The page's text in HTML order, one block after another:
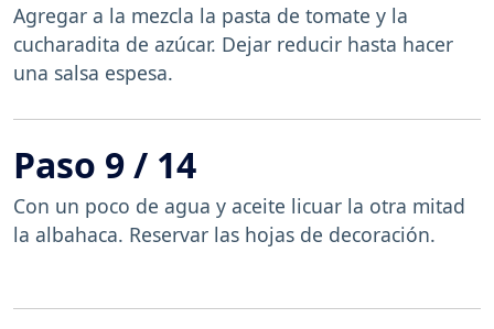
Agregar a la mezcla la pasta de tomate y la
cucharadita de azúcar. Dejar reducir hasta hacer
una salsa espesa.
Paso 9 / 14
Con un poco de agua y aceite licuar la otra mitad
la albahaca. Reservar las hojas de decoración.